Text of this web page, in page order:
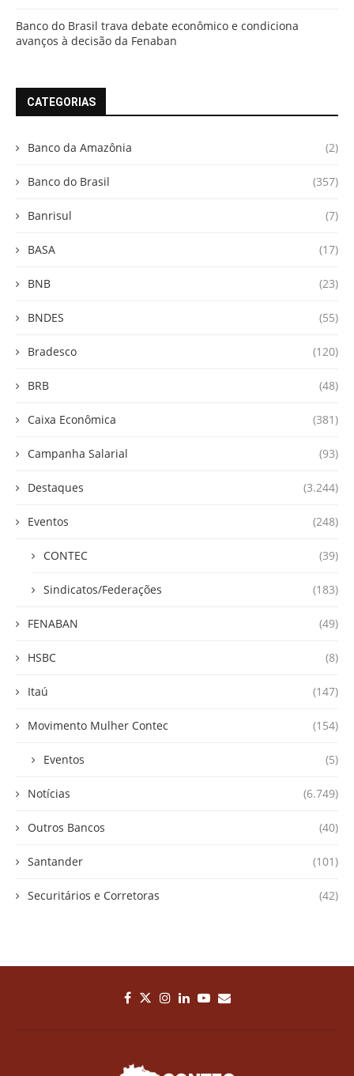
Banco do Brasil trava debate econômico e condiciona
avanços à decisão da Fenaban
CATEGORIAS
Banco da Amazônia (2)
Banco do Brasil (357)
Banrisul (7)
BASA (17)
BNB (23)
BNDES (55)
Bradesco (120)
BRB (48)
Caixa Econômica (381)
Campanha Salarial (93)
Destaques (3.244)
Eventos (248)
CONTEC (39)
Sindicatos/Federações (183)
FENABAN (49)
HSBC (8)
Itaú (147)
Movimento Mulher Contec (154)
Eventos (5)
Notícias (6.749)
Outros Bancos (40)
Santander (101)
Securitários e Corretoras (42)